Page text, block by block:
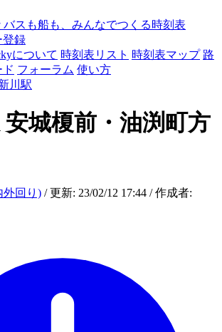
バスも船も、みんなでつくる時刻表
登録
について 時刻表リスト 時刻表マップ 路
フォーラム 使い方
川駅
安城榎前・油渕町方
外回り) / 更新: 23/02/12 17:44 / 作成者: